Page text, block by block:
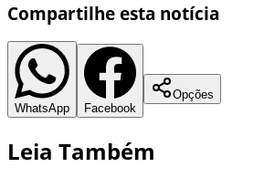
Compartilhe esta notícia
WhatsApp Facebook
Opções
Leia Também